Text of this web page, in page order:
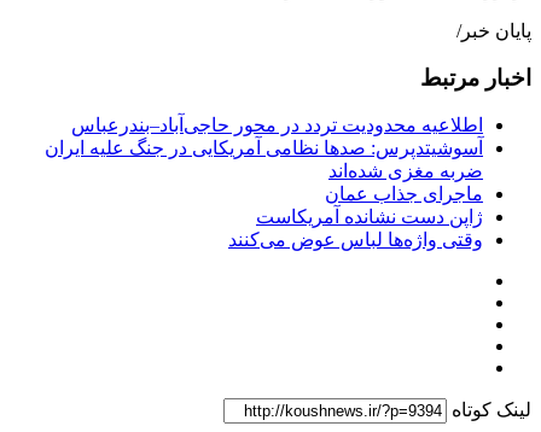
پایان خبر/
اخبار مرتبط
اطلاعیه محدودیت تردد در محور حاجی‌آباد–بندرعباس
آسوشیتدپرس: صدها نظامی آمریکایی در جنگ علیه ایران
ضربه مغزی شده‌اند
ماجرای جذاب عمان
ژاپن دست نشانده آمریکاست
وقتی واژه‌ها لباس عوض می‌کنند
لینک کوتاه